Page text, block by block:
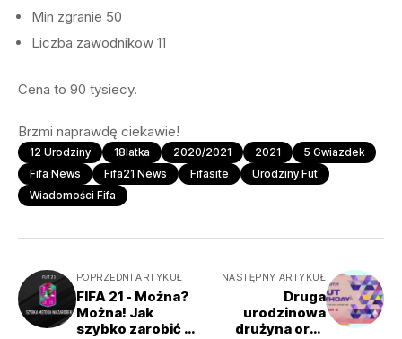
Min zgranie 50
Liczba zawodnikow 11
Cena to 90 tysiecy.
Brzmi naprawdę ciekawie!
12 Urodziny 18latka 2020/2021 2021
5 Gwiazdek
Fifa News
Fifa21 News Fifasite
Urodziny Fut
Wiadomości Fifa
POPRZEDNI ARTYKUŁ
FIFA 21 - Można?
Można! Jak
szybko zarobić w
NASTĘPNY ARTYKUŁ
Druga
urodzinowa
drużyna oraz